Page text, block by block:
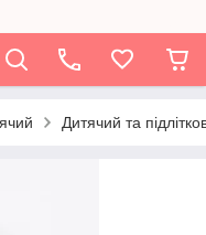
Дитячий та